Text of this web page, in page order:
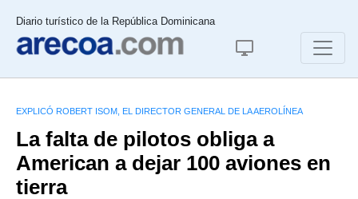
Diario turístico de la República Dominicana
EXPLICÓ ROBERT ISOM, EL DIRECTOR GENERAL DE LA AEROLÍNEA
La falta de pilotos obliga a
American a dejar 100 aviones en
tierra